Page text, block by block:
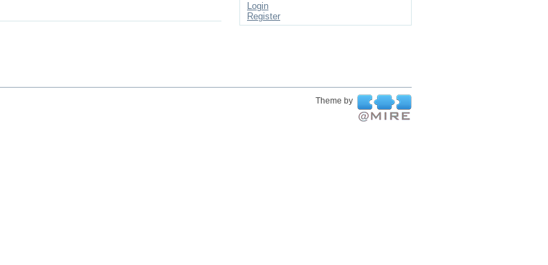
Login
Register
Theme by